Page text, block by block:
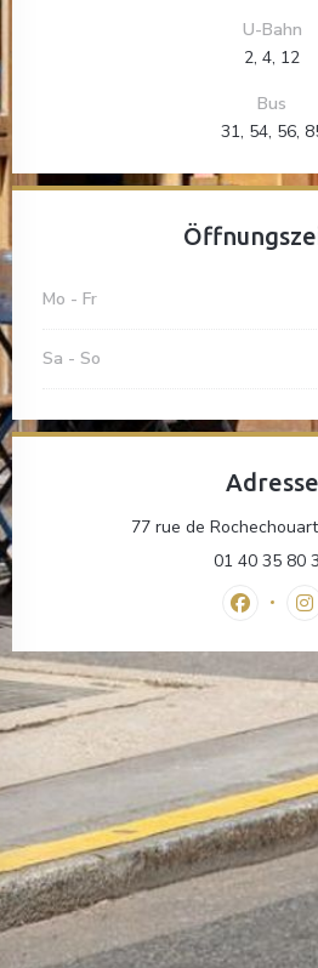
Fenster))
ein neues Fenster))
U-Bahn
2, 4, 12
Bus
31, 54, 56,
Mo - Fr
Sa - So
Adresse
77 rue de
01 40 35 80